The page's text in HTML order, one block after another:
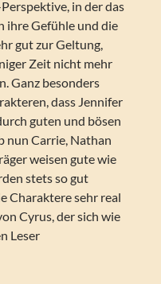
in der das
ihre Gefühle und die
gut zur Geltung,
Zeit nicht mehr
Ganz besonders
dass Jennifer
guten und bösen
nun Carrie, Nathan
weisen gute wie
stets so gut
Charaktere sehr real
Cyrus, der sich wie
Leser